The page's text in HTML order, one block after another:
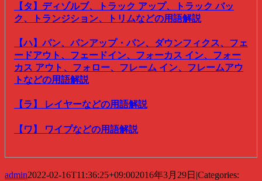
【タ】ディゾルブ、トラック アップ、トラック バッ
ク、トランジション、トリムなどの用語解説
【ハ】パン、パンアップ・パン、ダウンフィクス、フェ
ードアウト、フェードイン、フォーカス イン、フォー
カス アウト、フォロー、フレーム イン、フレームアウ
トなどの用語解説
【ラ】 レイヤーなどの用語解説
【ワ】 ワイプなどの用語解説
admin2022-02-16T11:36:25+09:002016年3月29日 |Categories: